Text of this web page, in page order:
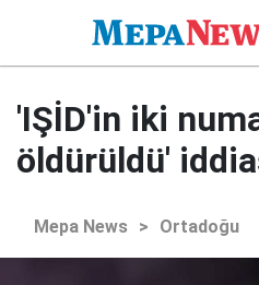
'IŞİD'in iki
öldürüldü'
Mepa News > Ortadoğu